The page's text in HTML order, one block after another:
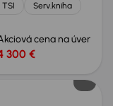
TSI
Serv.kniha
cena na úver
300 €